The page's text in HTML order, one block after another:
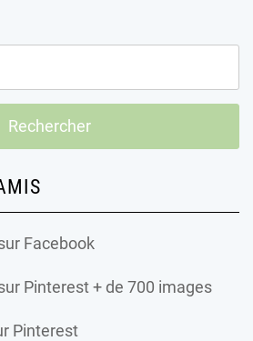
Facebook
Pinterest + de 700 images
Pinterest